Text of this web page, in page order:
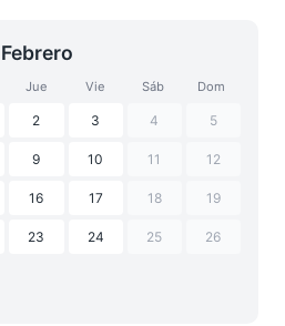
Febrero
Jue Vie Sáb Dom
2 3 4 5
9 10 11 12
16 17 18 19
23 24 25 26